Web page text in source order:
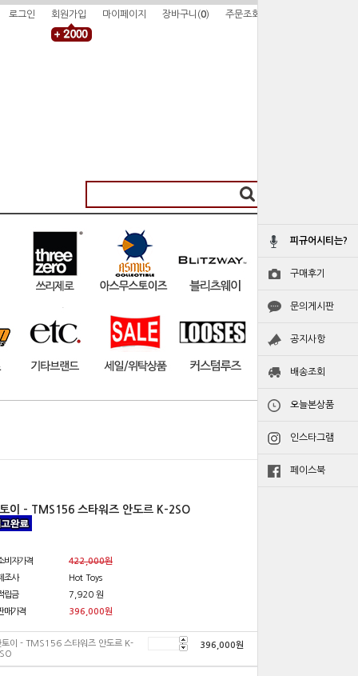
피규어시티는?
구매후기
문의게시판
공지사항
배송조회
오늘본상품
인스타그램
페이스북
로그인 회원가입 마이페이지 장바구니(0) 주문조회
이 - TMS156 스타워즈 안도르 K-2SO
비자가격
422,000원
조사
Hot Toys
립금
7,920 원
매가격
396,000원
토이 - TMS156 스타워즈 안도르 K-
396,000원